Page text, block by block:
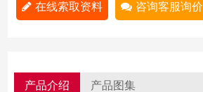
在线索取资料 咨询客服询价
产品介绍 产品图集